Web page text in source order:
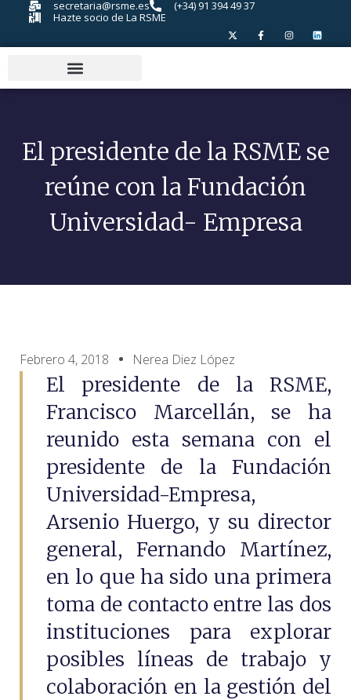
secretaria@rsme.es
(+34) 91 394 49 37
Hazte socio de La RSME
El presidente de la RSME se
reúne con la Fundación
Universidad- Empresa
Febrero 4, 2018 Nerea Diez López
El presidente de la RSME,
Francisco Marcellán, se ha
reunido esta semana con el
presidente de la Fundación
Universidad-Empresa,
Arsenio Huergo, y su director
general, Fernando Martínez,
en lo que ha sido una primera
toma de contacto entre las dos
instituciones para explorar
posibles líneas de trabajo y
colaboración en la gestión del